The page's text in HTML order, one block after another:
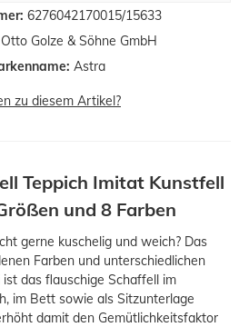
6276042170015/15633
Otto Golze & Söhne GmbH
Astra
zu diesem Artikel?
Teppich Imitat Kunstfell
und 8 Farben
gerne kuschelig und weich? Das
Farben und unterschiedlichen
das flauschige Schaffell im
im Bett sowie als Sitzunterlage
damit den Gemütlichkeitsfaktor